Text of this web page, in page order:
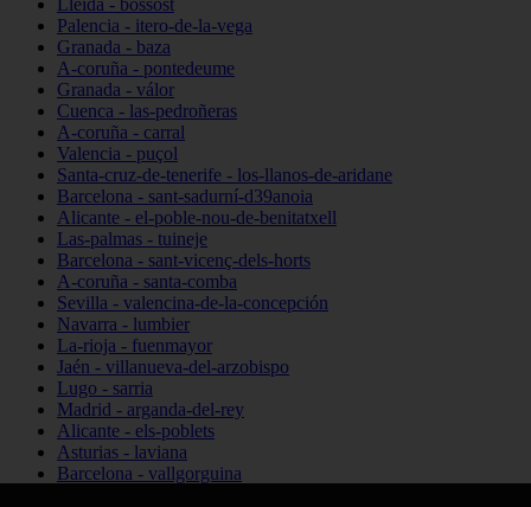
Lleida - bossòst
Palencia - itero-de-la-vega
Granada - baza
A-coruña - pontedeume
Granada - válor
Cuenca - las-pedroñeras
A-coruña - carral
Valencia - puçol
Santa-cruz-de-tenerife - los-llanos-de-aridane
Barcelona - sant-sadurní-d39anoia
Alicante - el-poble-nou-de-benitatxell
Las-palmas - tuineje
Barcelona - sant-vicenç-dels-horts
A-coruña - santa-comba
Sevilla - valencina-de-la-concepción
Navarra - lumbier
La-rioja - fuenmayor
Jaén - villanueva-del-arzobispo
Lugo - sarria
Madrid - arganda-del-rey
Alicante - els-poblets
Asturias - laviana
Barcelona - vallgorguina